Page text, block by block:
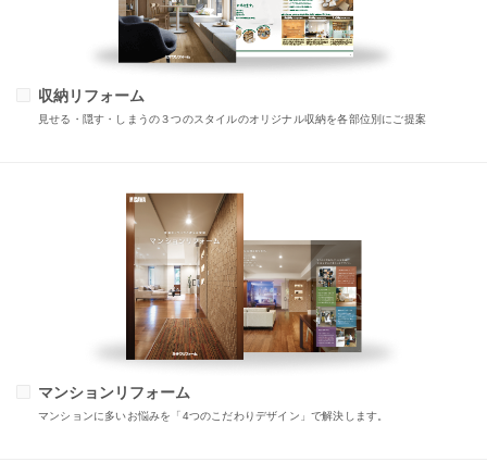
収納リフォーム
見せる・隠す・しまうの３つのスタイルのオリジナル収納を各部位別にご提案
マンションリフォーム
マンションに多いお悩みを「4つのこだわりデザイン」で解決します。